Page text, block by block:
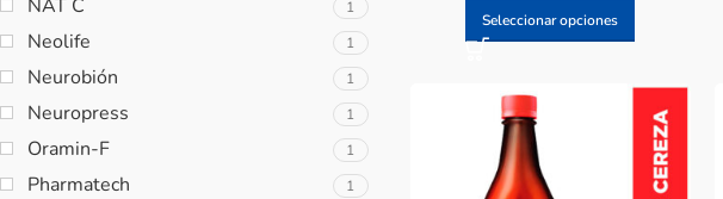
NAT C 1
Neolife 1
Neurobión 1
Neuropress 1
Oramin-F 1
Pharmatech 1
Seleccionar opciones